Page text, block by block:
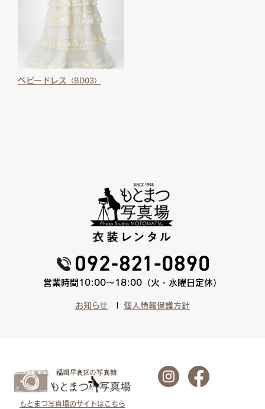
ベビードレス （BD03）
営業時間10:00〜18:00（火・水曜日定休）
お知らせ 個人情報保護方針
もとまつ写真場のサイトはこちら